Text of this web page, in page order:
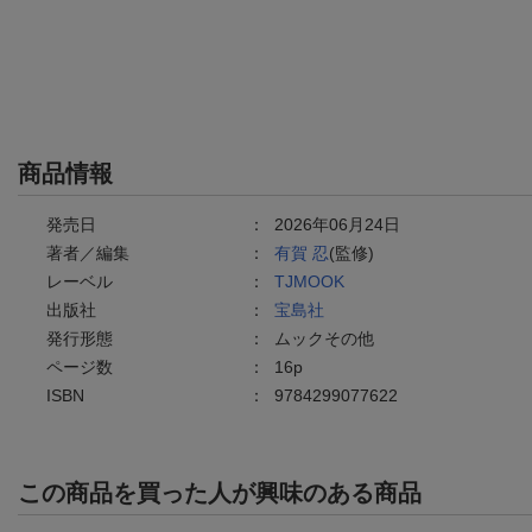
商品情報
発売日 ： 2026年06月24日
著者／編集
： 有賀 忍(監修)
レーベル
： TJMOOK
出版社
： 宝島社
発行形態
：
ムックその他
ページ数
： 16p
ISBN
： 9784299077622
この商品を買った人が興味のある商品